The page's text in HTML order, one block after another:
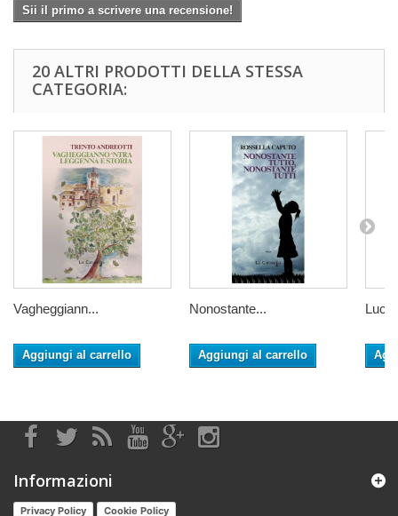
Sii il primo a scrivere una recensione!
20 ALTRI PRODOTTI DELLA STESSA
CATEGORIA:
Vagheggiann...
Aggiungi al carrello
Nonostante...
Aggiungi al carrello
Luci
Informazioni
Privacy Policy Cookie Policy